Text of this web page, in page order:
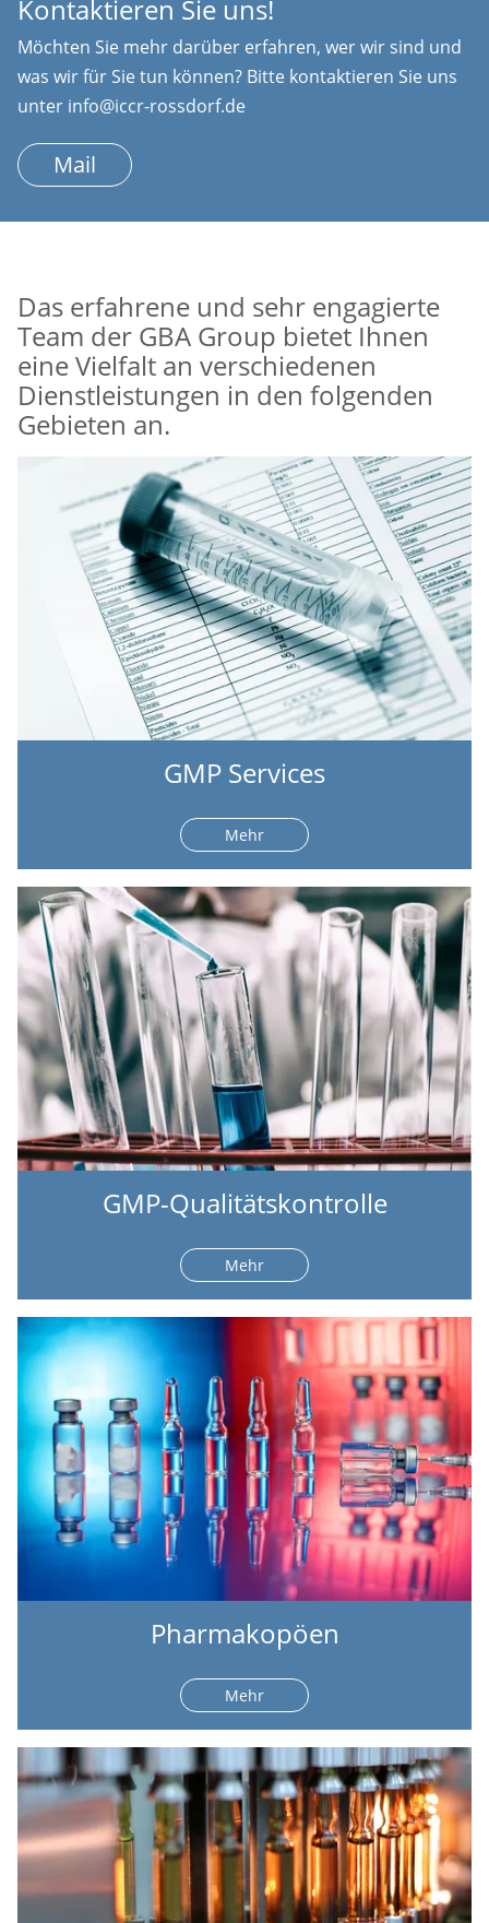
Kontaktieren Sie uns!
Möchten Sie mehr darüber erfahren, wer wir sind und
was wir für Sie tun können? Bitte kontaktieren Sie uns
unter info@iccr-rossdorf.de
Mail
Das erfahrene und sehr engagierte
Team der GBA Group bietet Ihnen
eine Vielfalt an verschiedenen
Dienstleistungen in den folgenden
Gebieten an.
GMP Services
Mehr
GMP-Qualitätskontrolle
Mehr
Pharmakopöen
Mehr